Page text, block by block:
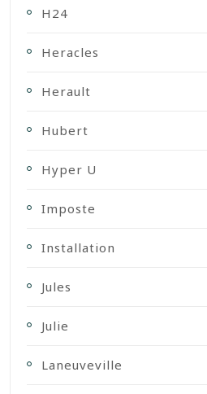
H24
Heracles
Herault
Hubert
Hyper U
Imposte
Installation
Jules
Julie
Laneuveville